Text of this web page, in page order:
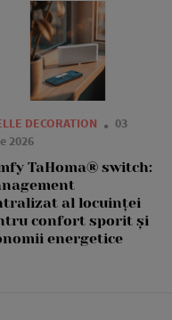
DECORATION
03
2026
TaHoma® switch:
al locuinței
confort sporit și
energetice